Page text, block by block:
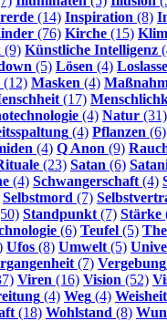
(14) Inspiration (8)
(76) Kirche (15)
(9) Künstliche Intelligenz
(5) Lösen (4)
(12) Masken (4)
(17)
(4) Natur (31)
(4) Pflanzen (6)
(4) Q Anon (9)
(23) Satan (6)
(4) Schwangerschaft (4)
Selbstmord (7)
Standpunkt (7) Stärke
(6) Teufel (5)
Ufos (8) Umwelt (5)
(7) Vergebung
Viren (16) Vision (52)
(4) Weg (4) Weisheit
(18) Wohlstand (8)